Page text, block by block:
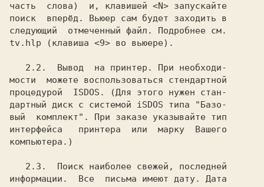
часть  слова)  и, клавишей <N> запускайте
поиск  вперёд. Вьюер сам будет заходить в
следующий  отмеченный файл. Подробнее см.
tv.hlp (клавиша <9> во вьюере).
мости  можете воспользоваться стендартной
процедурой  ISDOS. (Для этого нужен стан-
дартный диск с системой iSDOS типа "Базо-
вый  комплект". При заказе указывайте тип
интерфейса   принтера  или  марку  Вашего
компьютера.)
информации.  Все  письма имеют дату. Дата